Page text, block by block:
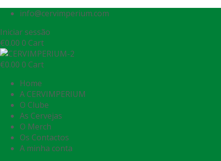
info@cervimperium.com
Iniciar sessão
€0.00 0 Cart
€0.00 0 Cart
Home
A CERVIMPERIUM
O Clube
As Cervejas
O Merch
Os Contactos
A minha conta